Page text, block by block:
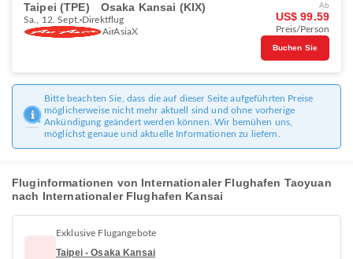
Taipei (TPE) Osaka Kansai (KIX)
Sa., 12. Sept. Direktflug
AirAsiaX
Ab
US$ 99.59
Preis/Person
Buchen Sie
Bitte beachten Sie, dass die auf dieser Seite aufgeführten Preise
möglicherweise nicht mehr aktuell sind und ohne vorherige
Ankündigung geändert werden können. Wir bemühen uns,
möglichst genaue und aktuelle Informationen zu liefern.
Fluginformationen von Internationaler Flughafen Taoyuan
nach Internationaler Flughafen Kansai
Exklusive Flugangebote
Taipei - Osaka Kansai